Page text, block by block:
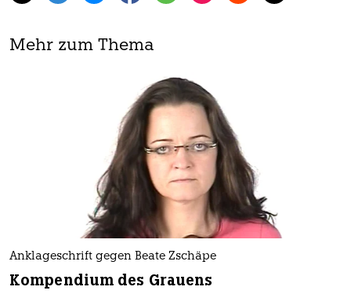
Mehr zum Thema
Anklageschrift gegen Beate Zschäpe
Kompendium des Grauens